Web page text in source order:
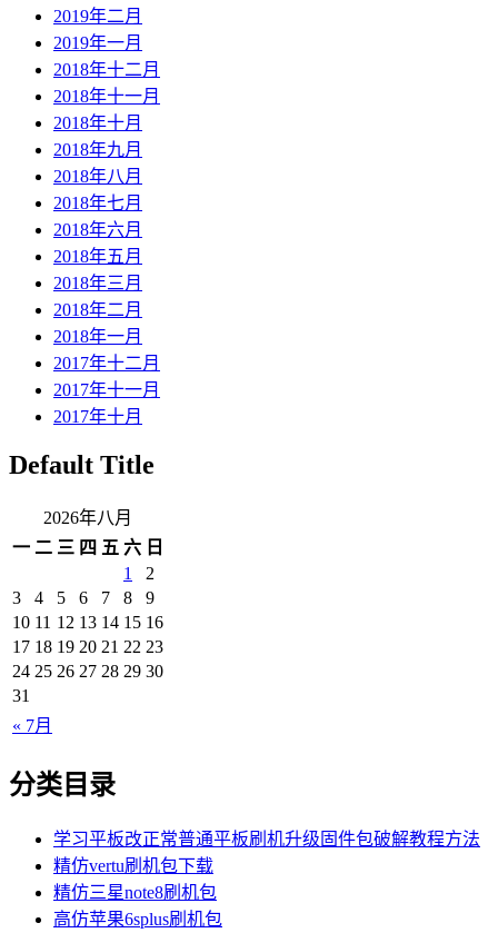
2019年二月
2019年一月
2018年十二月
2018年十一月
2018年十月
2018年九月
2018年八月
2018年七月
2018年六月
2018年五月
2018年三月
2018年二月
2018年一月
2017年十二月
2017年十一月
2017年十月
Default Title
2026年八月
一 二 三 四 五 六 日
« 7月
1
2
3
4 5 6 7 8
9
10 11 12 13 14 15 16
17 18 19 20 21 22 23
24 25 26 27 28 29 30
31
分类目录
学习平板改正常普通平板刷机升级固件包破解教程方法
精仿vertu刷机包下载
精仿三星note8刷机包
高仿苹果6splus刷机包